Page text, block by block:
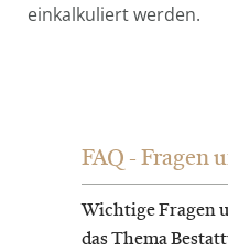
einkalkuliert werden.
FAQ - Fragen
Wichtige Fragen
das Thema